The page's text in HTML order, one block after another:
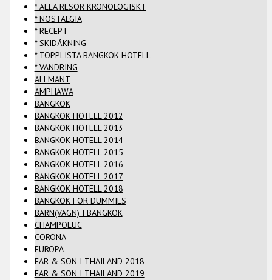
* ALLA RESOR KRONOLOGISKT
* NOSTALGIA
* RECEPT
* SKIDÅKNING
* TOPPLISTA BANGKOK HOTELL
* VANDRING
ALLMÄNT
AMPHAWA
BANGKOK
BANGKOK HOTELL 2012
BANGKOK HOTELL 2013
BANGKOK HOTELL 2014
BANGKOK HOTELL 2015
BANGKOK HOTELL 2016
BANGKOK HOTELL 2017
BANGKOK HOTELL 2018
BANGKOK FOR DUMMIES
BARN(VAGN) I BANGKOK
CHAMPOLUC
CORONA
EUROPA
FAR & SON I THAILAND 2018
FAR & SON I THAILAND 2019